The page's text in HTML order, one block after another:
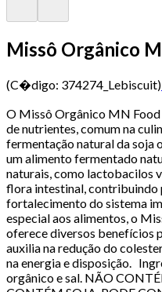
Missô Orgânico
(C�digo: 374274_Lebiscuit)
O Missô Orgânico MN
de nutrientes, comum na
fermentação natural da soja
um alimento fermentado
naturais, como lactobacilos
flora intestinal, contribuindo
fortalecimento do sistema
especial aos alimentos, o
oferece diversos benefícios
auxilia na redução do
na energia e disposição.
orgânico e sal. NÃO